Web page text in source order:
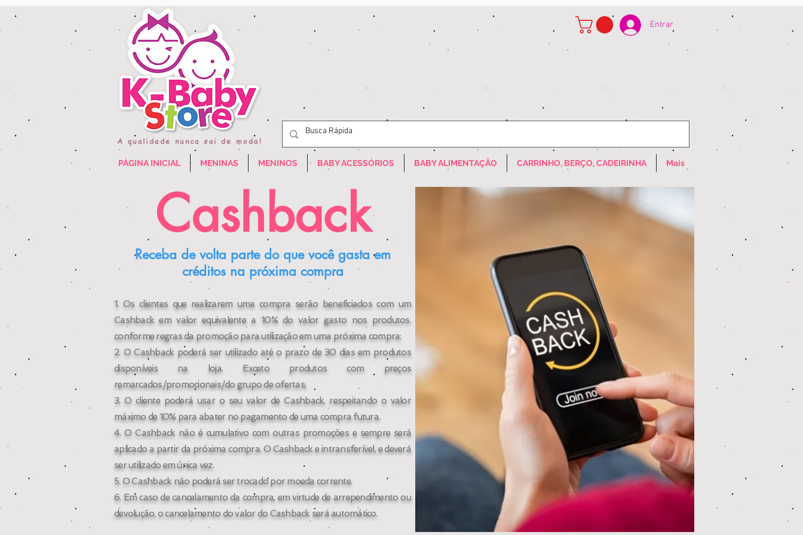
A qualidade nunca sai de moda!
Entrar
PÁGINA INICIAL MENINAS MENINOS BABY ACESSÓRIOS BABY ALIMENTAÇÃO CARRINHO, BERÇO, CADEIRINHA Mais
Cashback
Receba de volta parte do que você gasta em
créditos na próxima compra
1. Os clientes que realizarem uma compra serão beneficiados com um
Cashback em valor equivalente a 10%do valor gasto nos produtos.
conforme regras da promoção para utilização em uma próxima compra:
2. O Cashback poderá ser utilizado até o prazo de 30 dias em produtos
disponíveis na loja. Exceto produtos com preços
remarcados/promocionais/do grupo de ofertas;
3. O cliente poderá usar o seu valor de Cashback, respeitando o valor
máximo de 10% para abater no pagamento de uma compra futura.
4. O Cashback não é cumulativo com outras promoções e sempre será
aplicado a partir da próxima compra. O Cashback e intransferível, e deverá
ser utilizado em única vez.
5. O Cashback não poderá ser trocado por moeda corrente.
6. Em caso de cancelamento da compra, em virtude de arrependimento ou
devolução, o cancelamento do valor do Cashback será automático.